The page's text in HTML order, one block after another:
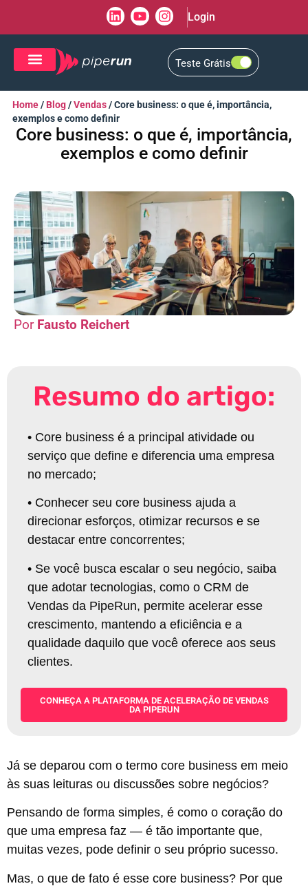
Login
Teste Grátis
Home/ Blog/Vendas/Core business: o que é, importância,
exemplos e como definir
Core business: o que é, importância,
exemplos e como definir
Fausto Reichert
Resumo do artigo:
• Core business é a principal atividade ou
serviço que define e diferencia uma empresa
no mercado;
• Conhecer seu core business ajuda a
direcionar esforços, otimizar recursos e se
destacar entre concorrentes;
• Se você busca escalar o seu negócio, saiba
que adotar tecnologias, como o CRM de
Vendas da PipeRun, permite acelerar esse
crescimento, mantendo a eficiência e a
qualidade daquilo que você oferece aos seus
clientes.
CONHEÇA A PLATAFORMA DE ACELERAÇÃO DE VENDAS
DA PIPERUN
Já se deparou com o termo core business em meio
às suas leituras ou discussões sobre negócios?
Pensando de forma simples, é como o coração do
que uma empresa faz — é tão importante que,
muitas vezes, pode definir o seu próprio sucesso.
Mas, o que de fato é esse core business? Por que